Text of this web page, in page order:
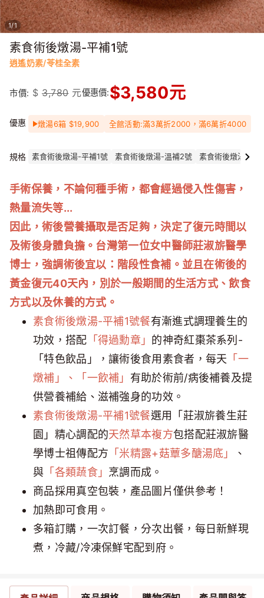
1/1
素食術後燉湯-平補1號
逍遙奶素/苓桂全素
市價: $ 3,780 元優惠價:$3,580元
優惠 燉湯6箱 $19,900 全館活動:滿3萬折2000，滿6萬折4000
規格 素食術後燉湯-平補1號 素食術後燉湯-溫補2號 素食術後燉湯-滋
手術保養，不論何種手術，都會經過侵入性傷害，
熱量流失等...
因此，術後營養攝取是否足夠，決定了復元時間以
及術後身體負擔。台灣第一位女中醫師莊淑旂醫學
博士，強調術後宜以：階段性食補。並且在術後的
黃金復元40天內，別於一般期間的生活方式、飲食
方式以及休養的方式。
素食術後燉湯-平補1號餐有漸進式調理養生的
功效，搭配 「得過勳章」 的神奇紅棗茶系列-
「特色飲品」，讓術後食用素食者，每天 「一
燉補」、「一飲補」 有助於術前/病後補養及提
供營養補給、滋補強身的功效。
素食術後燉湯-平補1號餐選用「莊淑旂養生莊
園」精心調配的天然草本複方包搭配莊淑旂醫
學博士祖傳配方 「米精露+菇蕈多醣湯底」
、
與 「各類蔬食」 烹調而成。
商品採用真空包裝，產品圖片僅供參考！
加熱即可食用。
多箱訂購，一次訂餐，分次出餐，每日新鮮現
煮，冷藏/冷凍保鮮宅配到府。